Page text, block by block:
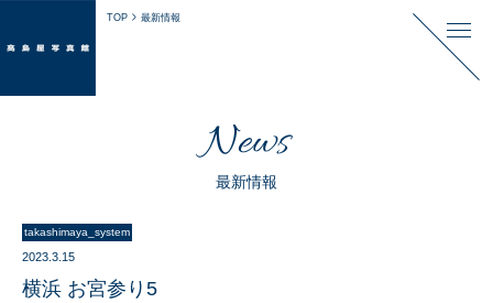
TOP 最新情報
News
最新情報
takashimaya_system
2023.3.15
横浜 お宮参り5